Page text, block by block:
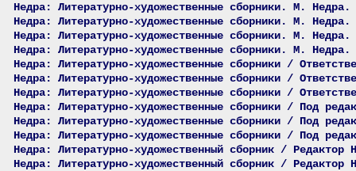
Недра: Литературно-художественные сборники. М.
Недра: Литературно-художественные сборники. М.
Недра: Литературно-художественные сборники. М.
Недра: Литературно-художественные сборники. М.
Недра: Литературно-художественные сборники /
Недра: Литературно-художественные сборники /
Недра: Литературно-художественные сборники /
Недра: Литературно-художественные сборники / Под
Недра: Литературно-художественные сборники / Под
Недра: Литературно-художественные сборники / Под
Недра: Литературно-художественный сборник /
Недра: Литературно-художественный сборник /